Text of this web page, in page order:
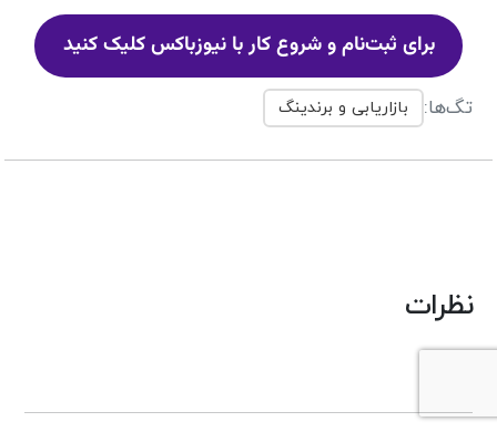
برای ثبت‌نام و شروع کار با نیوزباکس کلیک کنید
تگ‌ها: بازاریابی و برندینگ
نظرات